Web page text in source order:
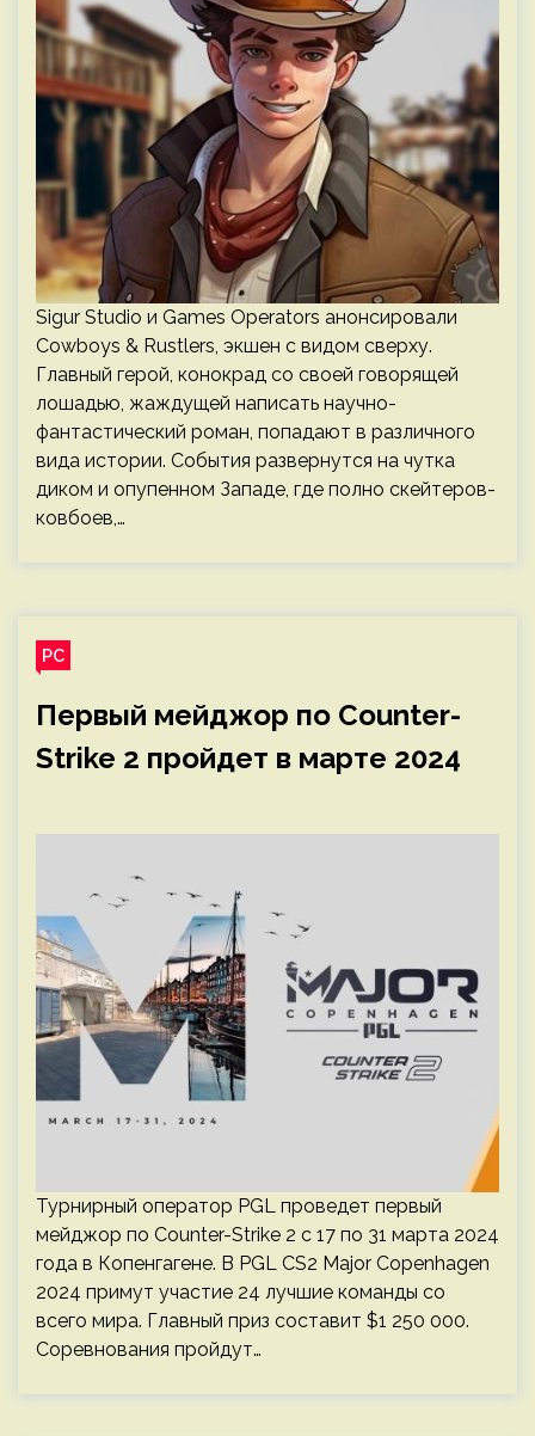
Sigur Studio и Games Operators анонсировали
Cowboys & Rustlers, экшен с видом сверху.
Главный герой, конокрад со своей говорящей
лошадью, жаждущей написать научно-
фантастический роман, попадают в различного
вида истории. События развернутся на чутка
диком и опупенном Западе, где полно скейтеров-
ковбоев,…
PC
Первый мейджор по Counter-
Strike 2 пройдет в марте 2024
Турнирный оператор PGL проведет первый
мейджор по Counter-Strike 2 с 17 по 31 марта 2024
года в Копенгагене. В PGL CS2 Major Copenhagen
2024 примут участие 24 лучшие команды со
всего мира. Главный приз составит $1 250 000.
Соревнования пройдут…